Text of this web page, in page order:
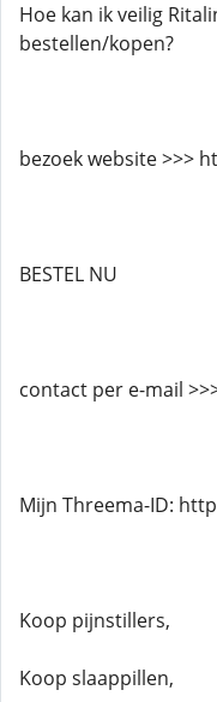
Hoe kan ik veilig
bestellen/kopen?
bezoek website >>>
BESTEL NU
contact per e-mail
Mijn Threema-ID:
Koop pijnstillers,
Koop slaappillen,